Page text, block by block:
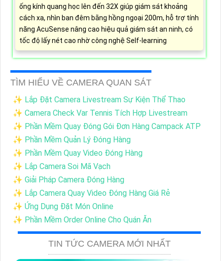
ống kính quang học lên đến 32X giúp giám sát khoảng
cách xa, nhìn ban đêm bằng hồng ngoại 200m, hỗ trợ tính
năng AcuSense nâng cao hiệu quả giám sát an ninh, có
tốc độ lấy nét cao nhờ công nghệ Self-learning
TÌM HIỂU VỀ CAMERA QUAN SÁT
✨ Lắp Đặt Camera Livestream Sự Kiện Thể Thao
✨ Camera Check Var Tennis Tích Hợp Livestream
✨ Phần Mềm Quay Đóng Gói Đơn Hàng Campack ATP
✨ Phần Mềm Quản Lý Đóng Hàng
✨ Phần Mềm Quay Video Đóng Hàng
✨ Lắp Camera Soi Mã Vạch
✨ Giải Pháp Camera Đóng Hàng
✨ Lắp Camera Quay Video Đóng Hàng Giá Rẻ
✨ Ứng Dụng Đặt Món Online
✨ Phần Mềm Order Online Cho Quán Ăn
TIN TỨC CAMERA MỚI NHẤT